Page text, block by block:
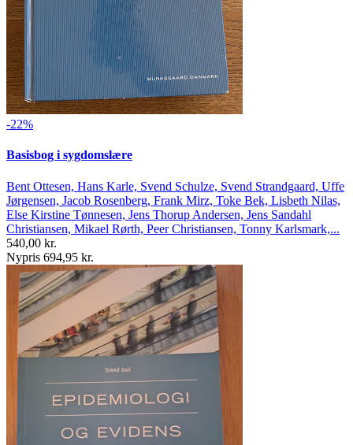
-22%
Basisbog i sygdomslære
Bent Ottesen, Hans Karle, Svend Schulze, Svend Strandgaard, Uffe
Jørgensen, Jacob Rosenberg, Frank Mirz, Toke Bek, Lisbeth Nilas,
Else Kirstine Tønnesen, Jens Thorup Andersen, Jens Sandahl
Christiansen, Mikael Rørth, Peer Christiansen, Tonny Karlsmark,...
540,00 kr.
Nypris 694,95 kr.